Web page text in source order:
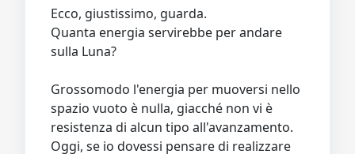
Ecco, giustissimo, guarda.
Quanta energia servirebbe per andare
sulla Luna?
Grossomodo l'energia per muoversi nello
spazio vuoto è nulla, giacché non vi è
resistenza di alcun tipo all'avanzamento.
Oggi, se io dovessi pensare di realizzare